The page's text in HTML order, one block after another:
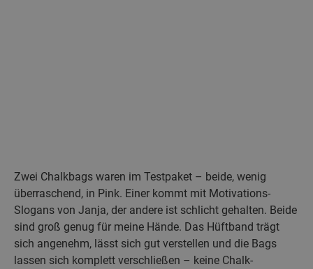
Zwei Chalkbags waren im Testpaket – beide, wenig
überraschend, in Pink. Einer kommt mit Motivations-
Slogans von Janja, der andere ist schlicht gehalten. Beide
sind groß genug für meine Hände. Das Hüftband trägt
sich angenehm, lässt sich gut verstellen und die Bags
lassen sich komplett verschließen – keine Chalk-